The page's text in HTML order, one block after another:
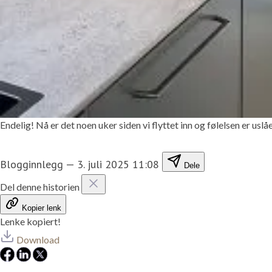
Endelig! Nå er det noen uker siden vi flyttet inn og følelsen er
Blogginnlegg — 3. juli 2025 11:08 Dele
Del denne historien
Kopier lenk
Lenke kopiert!
Download